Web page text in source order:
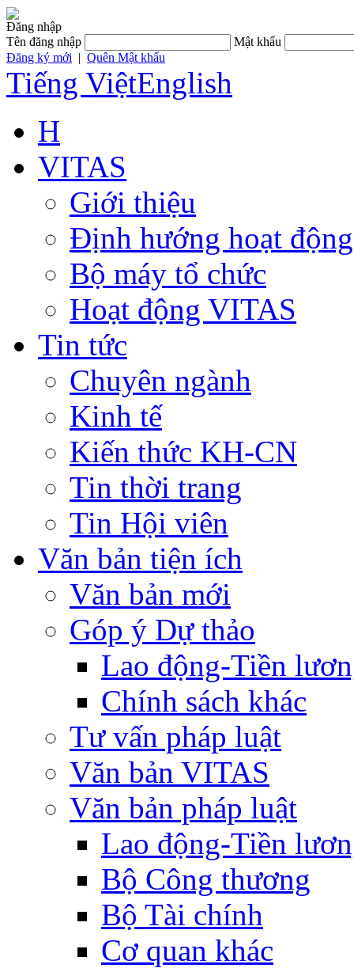
Đăng nhập
Tên đăng nhập
Mật khẩu
Đăng ký mới | Quên Mật khẩu
Tiếng ViệtEnglish
H
VITAS
Giới thiệu
Định hướng hoạt động
Bộ máy tổ chức
Hoạt động VITAS
Tin tức
Chuyên ngành
Kinh tế
Kiến thức KH-CN
Tin thời trang
Tin Hội viên
Văn bản tiện ích
Văn bản mới
Góp ý Dự thảo
Lao động-Tiền
Chính sách khác
Tư vấn pháp luật
Văn bản VITAS
Văn bản pháp luật
Lao động-Tiền
Bộ Công thương
Bộ Tài chính
Cơ quan khác